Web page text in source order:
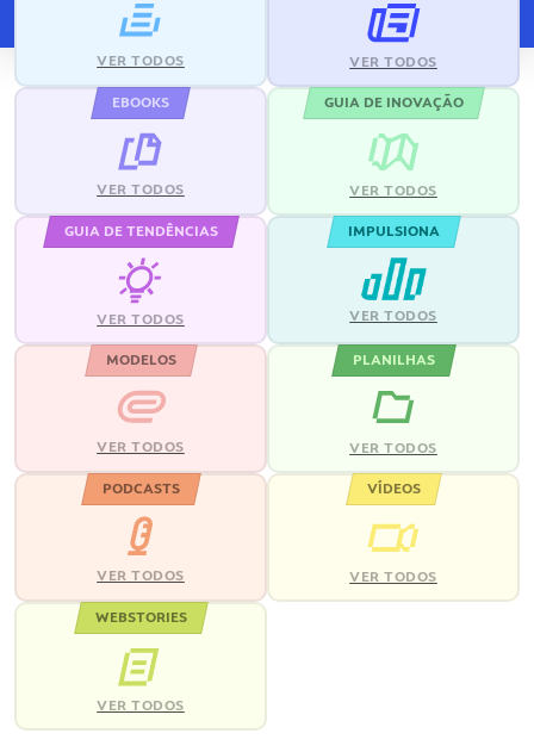
VER TODOS VER TODOS
EBOOKS
VER TODOS
GUIA DE INOVAÇÃO
VER TODOS
GUIA DE TENDÊNCIAS
VER TODOS
IMPULSIONA
VER TODOS
MODELOS
VER TODOS
PLANILHAS
VER TODOS
PODCASTS
VER TODOS
VÍDEOS
VER TODOS
WEBSTORIES
VER TODOS